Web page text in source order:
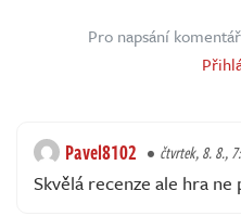
Pro napsání
Pavel8102 čtvrtek, 8. 8.,
Skvělá recenze ale hra ne